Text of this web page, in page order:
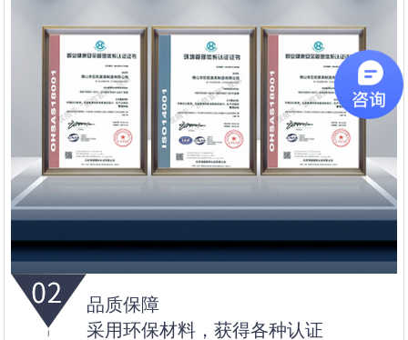
品质保障
采用环保材料，获得各种认证